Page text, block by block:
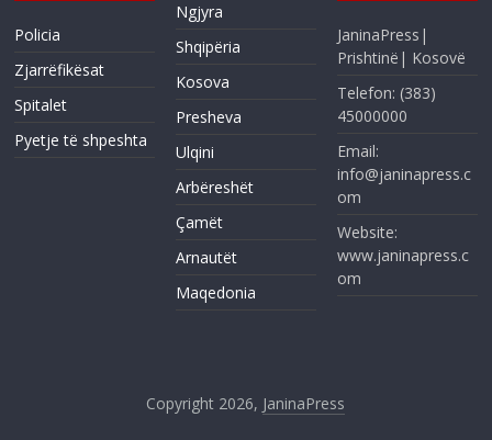
Policia
Zjarrëfikësat
Spitalet
Pyetje të shpeshta
Ngjyra
Shqipëria
Kosova
Presheva
Ulqini
Arbëreshët
Çamët
Arnautët
Maqedonia
JaninaPress|
Prishtinë| Kosovë
Telefon: (383)
45000000
Email:
info@janinapress.c
om
Website:
www.janinapress.c
om
Copyright 2026, JaninaPress